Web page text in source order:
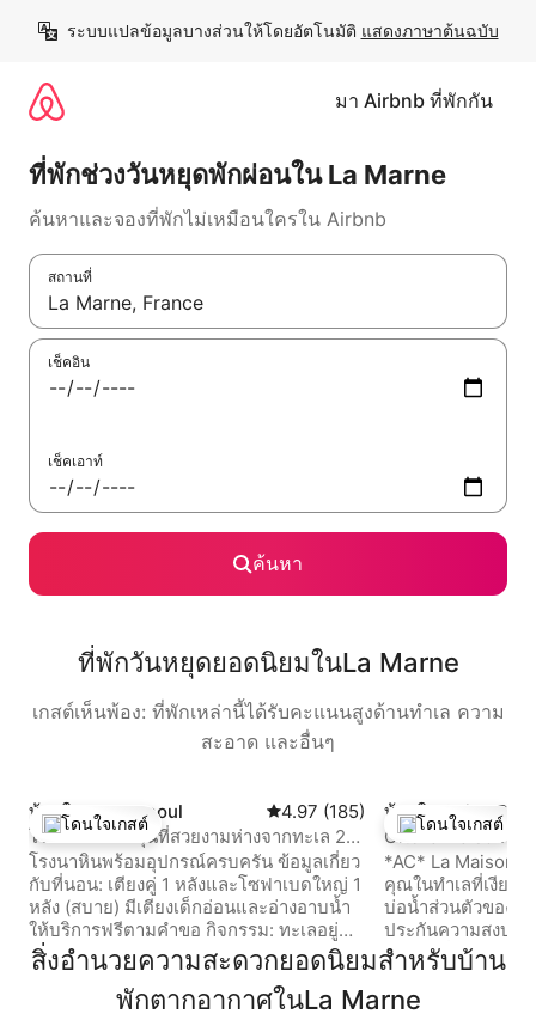
เนื้อหา
ระบบแปลข้อมูลบางส่วนให้โดยอัตโนมัติ แสดงภาษาต้นฉบับ
มา Airbnb ที่พักกัน
ที่พักช่วงวันหยุดพักผ่อนใน La Marne
ค้นหาและจองที่พักไม่เหมือนใครใน Airbnb
สถานที่
ใช้ลูกศรขึ้นลง หรือใช้การสัมผัสหรือปัด เพื่อสำรวจผลการค้นหา
เช็คอิน
เช็คเอาท์
ค้นหา
ที่พักวันหยุดยอดนิยมในLa Marne
เกสต์เห็นพ้อง: ที่พักเหล่านี้ได้รับคะแนนสูงด้านทำเล ความ
สะอาด และอื่นๆ
โดนใจเกสต์ที่สุด
โดนใจเกสต์
บ้านใน Machecoul คะแนนเฉลี่ย 4.97 จาก 5, 185 รีวิว
4.97 (185)
โรงนาแสนอบอุ่นที่สวยงามห่างจากทะเล 20
นาที
โรงนาหินพร้อมอุปกรณ์ครบครัน ข้อมูลเกี่ยว
กับที่นอน: เตียงคู่ 1 หลังและโซฟาเบดใหญ่ 1
หลัง (สบาย) มีเตียงเด็กอ่อนและอ่างอาบน้ำ
ให้บริการฟรีตามคำขอ กิจกรรม: ทะเลอยู่
ห่างออกไป 20 นาที น็องต์อยู่ห่างออกไป 30
นาทีโดยรถไฟหรือรถยนต์ สวนสัตว์ Planète
Sauvage อยู่ห่างออกไป 20 นาที ห่างจากเล
โดนใจเกสต์ที่สุด
โดนใจเกสต์
บ้านใน Saint-
and-Lieu
Gite la maison
*AC* La Maison
คุณในทำเลที่เงียบ
บ่อน้ำส่วนตัวของเ
ประกันความสงบแ
เข้าพักเพื่อการทำง
ปรับปรุงใหม่ มีเครื่
สะดวกสบายของคุณ
สิ่งอำนวยความสะดวกยอดนิยมสำหรับบ้าน
พักตากอากาศในLa Marne